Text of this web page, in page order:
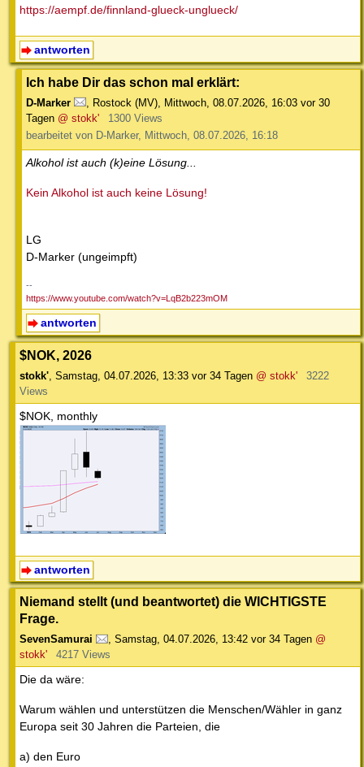
https://aempf.de/finnland-glueck-unglueck/
antworten
Ich habe Dir das schon mal erklärt:
D-Marker Rostock (MV) Mittwoch, 08.07.2026, 16:03 vor 30
Tagen @ stokk'
1300 Views
bearbeitet von D-Marker, Mittwoch, 08.07.2026, 16:18
Alkohol ist auch (k)eine Lösung...
Kein Alkohol ist auch keine Lösung!
LG
D-Marker (ungeimpft)
--
https://www.youtube.com/watch?v=LqB2b223mOM
antworten
$NOK, 2026
stokk' Samstag, 04.07.2026, 13:33 vor 34 Tagen @ stokk'
3222
Views
$NOK, monthly
antworten
Niemand stellt (und beantwortet) die WICHTIGSTE
Frage.
SevenSamurai , Samstag, 04.07.2026, 13:42 vor 34 Tagen @
stokk'
4217 Views
Die da wäre:
Warum wählen und unterstützen die Menschen/Wähler in ganz
Europa seit 30 Jahren die Parteien, die
a) den Euro